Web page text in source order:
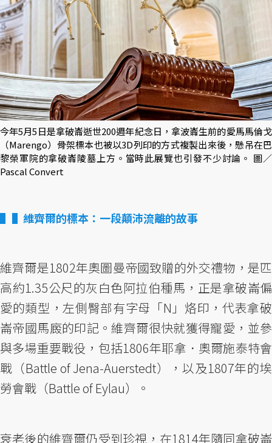
今年5月5日是拿破崙逝世200週年紀念日，拿波崙生前的愛馬馬倫戈
（Marengo）骨架標本也被以3D列印的方式複製出來後，懸吊在巴
黎榮軍院的拿破崙陵墓上方。當時此展覽也引發不少討論。 圖／
Pascal Convert
▌維齊爾的標本：一段顛沛流離的故事
維齊爾是1802年奧圖曼帝國致贈的外交禮物，是匹
高約1.35公尺的灰白色阿拉伯種馬，正是拿破崙偏
愛的類型，左側臀部有字母「N」烙印，代表拿破
崙帝國馬廄的印記。維齊爾很快就獲得寵愛，並參
與多場重要戰役，包括1806年耶拿．奧爾施泰特會
戰（Battle of Jena-Auerstedt），以及1807年的埃
勞會戰（Battle of Eylau）。
衰老後的維齊爾仍受到珍視，在1814年隨同拿破崙